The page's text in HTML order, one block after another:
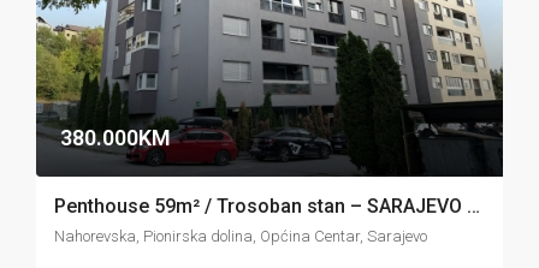
380.000KM
Penthouse 59m² / Trosoban stan – SARAJEVO – Pionirska dolina / Centar
Nahorevska, Pionirska dolina, Općina Centar, Sarajevo